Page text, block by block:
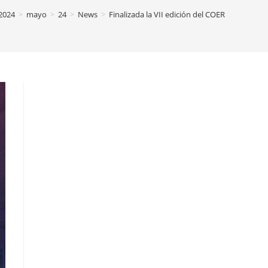
> mayo > 24 > News > Finalizada la VII edición del COER